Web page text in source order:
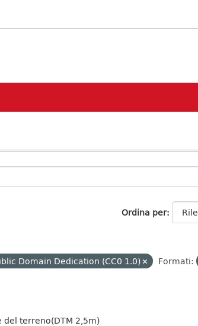
Ordina per
Domain Dedication (CC0 1.0)
Formati:
terreno(DTM 2,5m)